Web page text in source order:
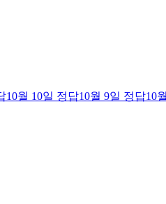
10월 10일 정답10월 9일 정답10